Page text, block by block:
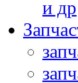
и др